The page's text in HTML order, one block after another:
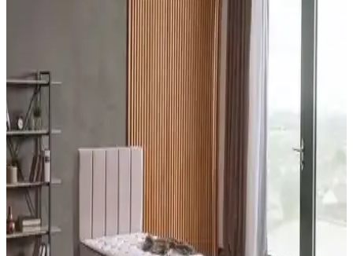
Heyner Bamboo Tek Kişilik Yatak ile Heyner Shadow Ultra Lux
Tek Kişilik Yatak arasındaki farklar, yay tipi, yükseklik, boyutlar,
dolgu ve konfor katmanları, ambalaj ve stok durumu ile tarafsız
biçimde karşılaştırılır. Kullanıcı yorumlarındaki olumlu ve olumsuz
noktalar özetlenir.
Yataş Dacron Quallofil Tek Kişilik XL Yorgan:
Yüksek Isı Yalıtımı ve Konfor Sağlar
Yataş Dacron® Quallofil Tek Kişilik XL Yorgan, üstün ısı yalıtımı,
hafif ve yumuşak yapısıyla soğuk mevsimlerde ideal, estetik ve
dayanıklı uyku ürünüdür.
HB Bedding Aloe Vera İçerikli Ortopedik Bonel
Yatak: Orta Sertlikte Konfor, Dayanıklılık